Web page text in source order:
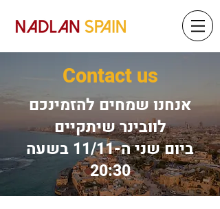
Contact us
אנחנו שמחים להזמינכם
לוובינר שיתקיים
ביום שני ה-11/11 בשעה
20:30